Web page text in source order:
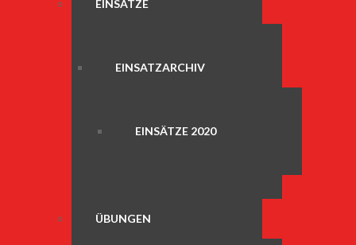
EINSÄTZE
EINSATZARCHIV
EINSÄTZE 2020
ÜBUNGEN